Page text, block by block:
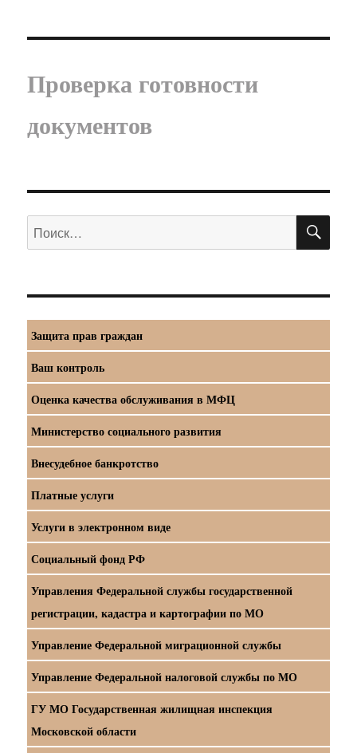
Проверка готовности
документов
Искать:
Защита прав граждан
Ваш контроль
Оценка качества обслуживания в МФЦ
Министерство социального развития
Внесудебное банкротство
Платные услуги
Услуги в электронном виде
Социальный фонд РФ
Управления Федеральной службы государственной
регистрации, кадастра и картографии по МО
Управление Федеральной миграционной службы
Управление Федеральной налоговой службы по МО
ГУ МО Государственная жилищная инспекция
Московской области